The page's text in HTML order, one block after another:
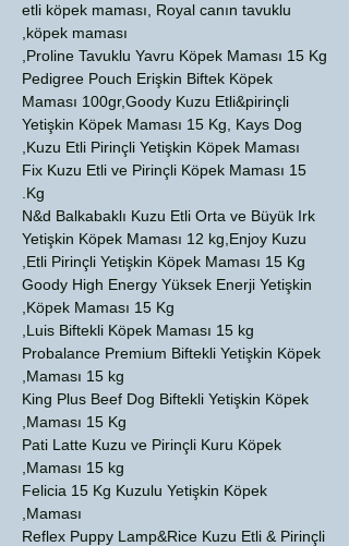
etli köpek maması, Royal canın tavuklu
köpek maması,
Proline Tavuklu Yavru Köpek Maması 15 Kg,
Pedigree Pouch Erişkin Biftek Köpek
Maması 100gr,Goody Kuzu Etli&pirinçli
Yetişkin Köpek Maması 15 Kg, Kays Dog
Kuzu Etli Pirinçli Yetişkin Köpek Maması,
Fix Kuzu Etli ve Pirinçli Köpek Maması 15
Kg.
N&d Balkabaklı Kuzu Etli Orta ve Büyük Irk
Yetişkin Köpek Maması 12 kg,Enjoy Kuzu
Etli Pirinçli Yetişkin Köpek Maması 15 Kg,
Goody High Energy Yüksek Enerji Yetişkin
Köpek Maması 15 Kg,
Luis Biftekli Köpek Maması 15 kg,
Probalance Premium Biftekli Yetişkin Köpek
Maması 15 kg,
King Plus Beef Dog Biftekli Yetişkin Köpek
Maması 15 Kg,
Pati Latte Kuzu ve Pirinçli Kuru Köpek
Maması 15 kg,
Felicia 15 Kg Kuzulu Yetişkin Köpek
Maması,
Reflex Puppy Lamp&Rice Kuzu Etli & Pirinçli